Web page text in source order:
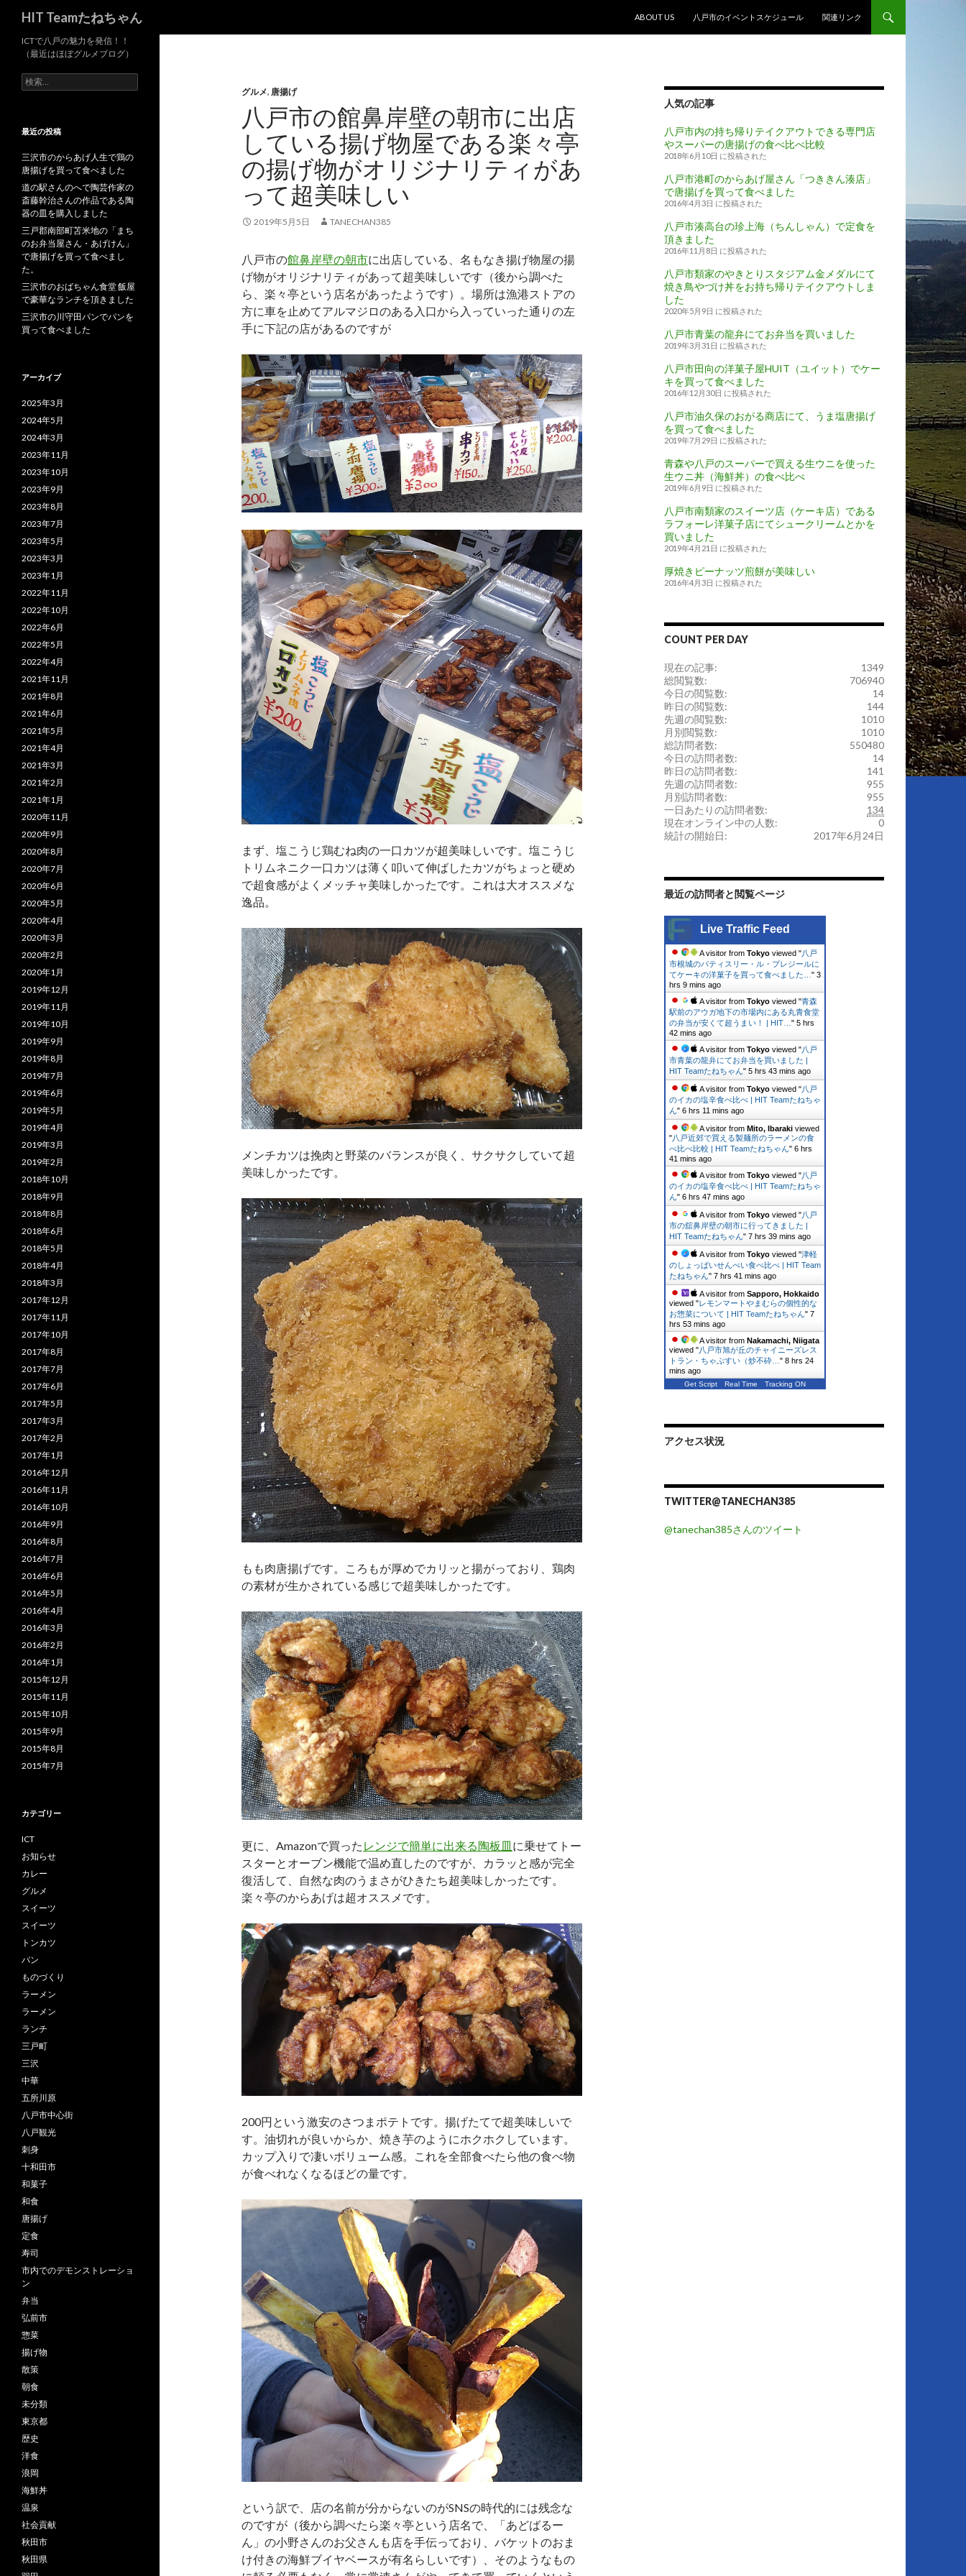
HIT Teamたねちゃん
ABOUT US
八戸市のイベントスケジュール 関連リンク
グルメ, 唐揚げ
八戸市の館鼻岸壁の朝市に出店
している揚げ物屋である楽々亭
の揚げ物がオリジナリティがあ
って超美味しい
2019年5月5日 TANECHAN385
八戸市の館鼻岸壁の朝市に出店している、名もなき揚げ物屋の揚
げ物がオリジナリティがあって超美味しいです（後から調べた
ら、楽々亭という店名があったようです）。場所は漁港ストアの
方に車を止めてアルマジロのある入口から入っていった通りの左
手に下記の店があるのですが
まず、塩こうじ鶏むね肉の一口カツが超美味しいです。塩こうじ
トリムネニク一口カツは薄く叩いて伸ばしたカツがちょっと硬め
で超食感がよくメッチャ美味しかったです。これは大オススメな
逸品。
メンチカツは挽肉と野菜のバランスが良く、サクサクしていて超
美味しかったです。
もも肉唐揚げです。ころもが厚めでカリッと揚がっており、鶏肉
の素材が生かされている感じで超美味しかったです。
更に、Amazonで買った レンジで簡単に出来る陶板皿 に乗せてトー
スターとオーブン機能で温め直したのですが、カラッと感が完全
復活して、自然な肉のうまさがひきたち超美味しかったです。
楽々亭のからあげは超オススメです。
200円という激安のさつまポテトです。揚げたてで超美味しいで
す。油切れが良いからか、焼き芋のようにホクホクしています。
カップ入りで凄いボリューム感。これを全部食べたら他の食べ物
が食べれなくなるほどの量です。
という訳で、店の名前が分からないのがSNSの時代的には残念な
のですが（後から調べたら楽々亭という店名で、「あどばるー
ん」の小野さんのお父さんも店を手伝っており、バケットのおま
け付きの海鮮ブイヤベースが有名らしいです）、そのようなもの
人気の記事
八戸市内の持ち帰りテイクアウトできる専門店
やスーパーの唐揚げの食べ比べ比較
2018年6月10日 に投稿された
八戸市港町のからあげ屋さん「つききん湊店」
で唐揚げを買って食べました
2016年4月3日 に投稿された
八戸市湊高台の珍上海（ちんしゃん）で定食を
頂きました
2016年11月8日 に投稿された
八戸市類家のやきとりスタジアム金メダルにて
焼き鳥やづけ丼をお持ち帰りテイクアウトしま
した
2020年5月9日 に投稿された
八戸市青葉の龍弁にてお弁当を買いました
2019年3月31日 に投稿された
八戸市田向の洋菓子屋HUIT（ユイット）でケー
キを買って食べました
2016年12月30日 に投稿された
八戸市油久保のおがる商店にて、うま塩唐揚げ
を買って食べました
2019年7月29日 に投稿された
青森や八戸のスーパーで買える生ウニを使った
生ウニ丼（海鮮丼）の食べ比べ
2019年6月9日 に投稿された
八戸市南類家のスイーツ店（ケーキ店）である
ラフォーレ洋菓子店にてシュークリームとかを
買いました
2019年4月21日 に投稿された
厚焼きピーナッツ煎餅が美味しい
2016年4月3日 に投稿された
COUNT PER DAY
1349
現在の記事:
706940
総閲覧数:
14
今日の閲覧数:
144
昨日の閲覧数:
1010
先週の閲覧数:
1010
月別閲覧数:
550480
総訪問者数:
14
今日の訪問者数:
141
昨日の訪問者数:
955
先週の訪問者数:
955
月別訪問者数:
134
一日あたりの訪問者数:
0
現在オンライン中の人数:
2017年6月24日
統計の開始日:
最近の訪問者と閲覧ページ
Live Traffic Feed
A visitor from Tokyo viewed "八戸
市根城のパティスリー・ル・プレジールに
てケーキの洋菓子を買って食べました… " 3
hrs 9 mins ago
A visitor from Tokyo viewed "青森
駅前のアウガ地下の市場内にある丸青食堂
の弁当が安くて超うまい！ | HIT… " 5 hrs
42 mins ago
A visitor from Tokyo viewed "八戸
市青葉の龍弁にてお弁当を買いました |
HIT Teamたねちゃん" 5 hrs 43 mins ago
A visitor from Tokyo viewed "八戸
のイカの塩辛食べ比べ | HIT Teamたねちゃ
ん" 6 hrs 11 mins ago
A visitor from Mito, Ibaraki viewed
"八戸近郊で買える製麺所のラーメンの食
べ比べ比較 | HIT Teamたねちゃん" 6 hrs
41 mins ago
A visitor from Tokyo viewed "八戸
のイカの塩辛食べ比べ | HIT Teamたねちゃ
ん" 6 hrs 47 mins ago
A visitor from Tokyo viewed "八戸
市の舘鼻岸壁の朝市に行ってきました |
HIT Teamたねちゃん" 7 hrs 39 mins ago
A visitor from Tokyo viewed "津軽
のしょっぱいせんべい食べ比べ | HIT Team
たねちゃん" 7 hrs 41 mins ago
A visitor from Sapporo, Hokkaido
viewed "レモンマートやまむらの個性的な
お惣菜について | HIT Teamたねちゃん" 7
hrs 53 mins ago
A visitor from Nakamachi, Niigata
viewed "八戸市旭が丘のチャイニーズレス
トラン・ちゃぷすい（炒不砕… " 8 hrs 24
mins ago
Get Script Real Time Tracking ON
アクセス状況
TWITTER@TANECHAN385
@tanechan385さんのツイート
ICTで八戸の魅力を発信！！
（最近はほぼグルメブログ）
検
索
最近の投稿
三沢市のからあげ人生で鶏の
唐揚げを買って食べました
道の駅さんのへで陶芸作家の
斎藤幹治さんの作品である陶
器の皿を購入しました
三戸郡南部町苫米地の「まち
のお弁当屋さん・あげけん」
で唐揚げを買って食べまし
た。
三沢市のおばちゃん食堂 飯屋
で豪華なランチを頂きました
三沢市の川守田パンでパンを
買って食べました
アーカイブ
2025年3月
2024年5月
2024年3月
2023年11月
2023年10月
2023年9月
2023年8月
2023年7月
2023年5月
2023年3月
2023年1月
2022年11月
2022年10月
2022年6月
2022年5月
2022年4月
2021年11月
2021年8月
2021年6月
2021年5月
2021年4月
2021年3月
2021年2月
2021年1月
2020年11月
2020年9月
2020年8月
2020年7月
2020年6月
2020年5月
2020年4月
2020年3月
2020年2月
2020年1月
2019年12月
2019年11月
2019年10月
2019年9月
2019年8月
2019年7月
2019年6月
2019年5月
2019年4月
2019年3月
2019年2月
2018年10月
2018年9月
2018年8月
2018年6月
2018年5月
2018年4月
2018年3月
2017年12月
2017年11月
2017年10月
2017年8月
2017年7月
2017年6月
2017年5月
2017年3月
2017年2月
2017年1月
2016年12月
2016年11月
2016年10月
2016年9月
2016年8月
2016年7月
2016年6月
2016年5月
2016年4月
2016年3月
2016年2月
2016年1月
2015年12月
2015年11月
2015年10月
2015年9月
2015年8月
2015年7月
カテゴリー
ICT
お知らせ
カレー
グルメ
スイーツ
スイーツ
トンカツ
パン
ものづくり
ラーメン
ラーメン
ランチ
三戸町
三沢
中華
五所川原
八戸市中心街
八戸観光
刺身
十和田市
和菓子
和食
唐揚げ
定食
寿司
市内でのデモンストレーショ
ン
弁当
弘前市
惣菜
揚げ物
散策
朝食
未分類
東京都
歴史
洋食
浪岡
海鮮丼
温泉
社会貢献
秋田市
秋田県